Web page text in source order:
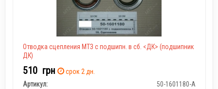
Отводка сцепления МТЗ с подшипн. в сб. <ДК> (подшипник
ДК)
510 грн
срок 2 дн.
Артикул:
50-1601180-А